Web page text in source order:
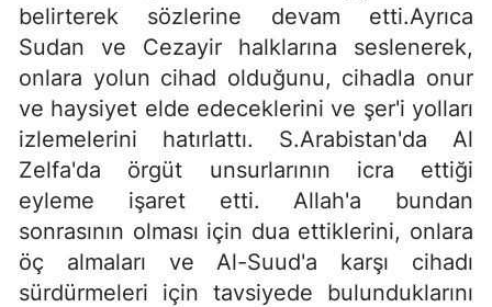
belirterek sözlerine devam etti.Ayrıca
Sudan ve Cezayir halklarına seslenerek,
onlara yolun cihad olduğunu, cihadla onur
ve haysiyet elde edeceklerini ve şer'i yolları
izlemelerini hatırlattı. S.Arabistan'da Al
Zelfa'da örgüt unsurlarının icra ettiği
eyleme işaret etti. Allah'a bundan
sonrasının olması için dua ettiklerini, onlara
öç almaları ve Al-Suud'a karşı cihadı
sürdürmeleri için tavsiyede bulunduklarını